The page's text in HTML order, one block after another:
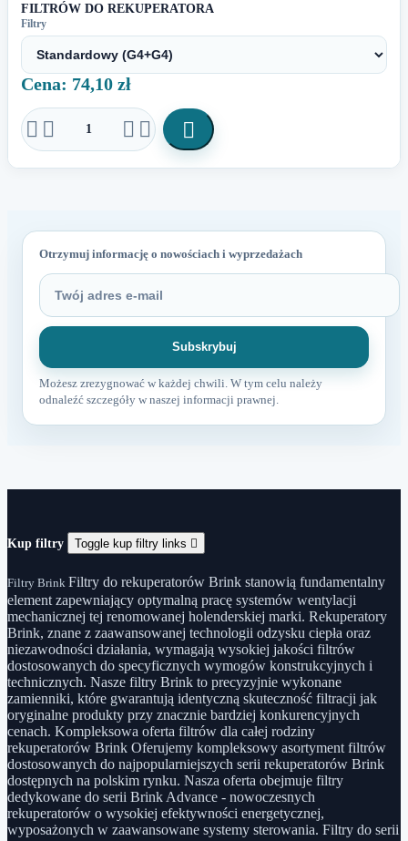
FILTRÓW DO REKUPERATORA
Filtry
Cena: 74,10 zł
    
Otrzymuj informację o nowościach i wyprzedażach
Możesz zrezygnować w każdej chwili. W tym celu należy
odnaleźć szczegóły w naszej informacji prawnej.
Kup filtry Toggle kup filtry links 
Filtry Brink Filtry do rekuperatorów Brink stanowią fundamentalny
element zapewniający optymalną pracę systemów wentylacji
mechanicznej tej renomowanej holenderskiej marki. Rekuperatory
Brink, znane z zaawansowanej technologii odzysku ciepła oraz
niezawodności działania, wymagają wysokiej jakości filtrów
dostosowanych do specyficznych wymogów konstrukcyjnych i
technicznych. Nasze filtry Brink to precyzyjnie wykonane
zamienniki, które gwarantują identyczną skuteczność filtracji jak
oryginalne produkty przy znacznie bardziej konkurencyjnych
cenach. Kompleksowa oferta filtrów dla całej rodziny
rekuperatorów Brink Oferujemy kompleksowy asortyment filtrów
dostosowanych do najpopularniejszych serii rekuperatorów Brink
dostępnych na polskim rynku. Nasza oferta obejmuje filtry
dedykowane do serii Brink Advance - nowoczesnych
rekuperatorów o wysokiej efektywności energetycznej,
wyposażonych w zaawansowane systemy sterowania. Filtry do serii